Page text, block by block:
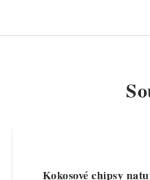
Kokosové chipsy